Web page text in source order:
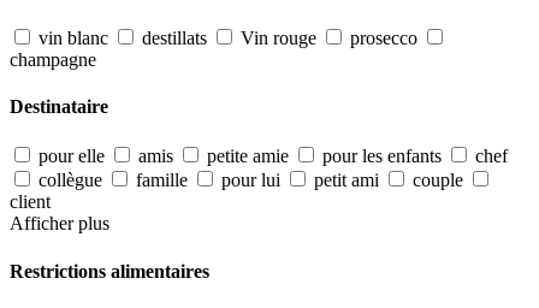
vin blanc destillats Vin rouge
prosecco
champagne
Destinataire
pour elle amis petite amie pour les enfants
chef
collègue
famille pour lui petit ami
couple
client
Afficher plus
Restrictions alimentaires